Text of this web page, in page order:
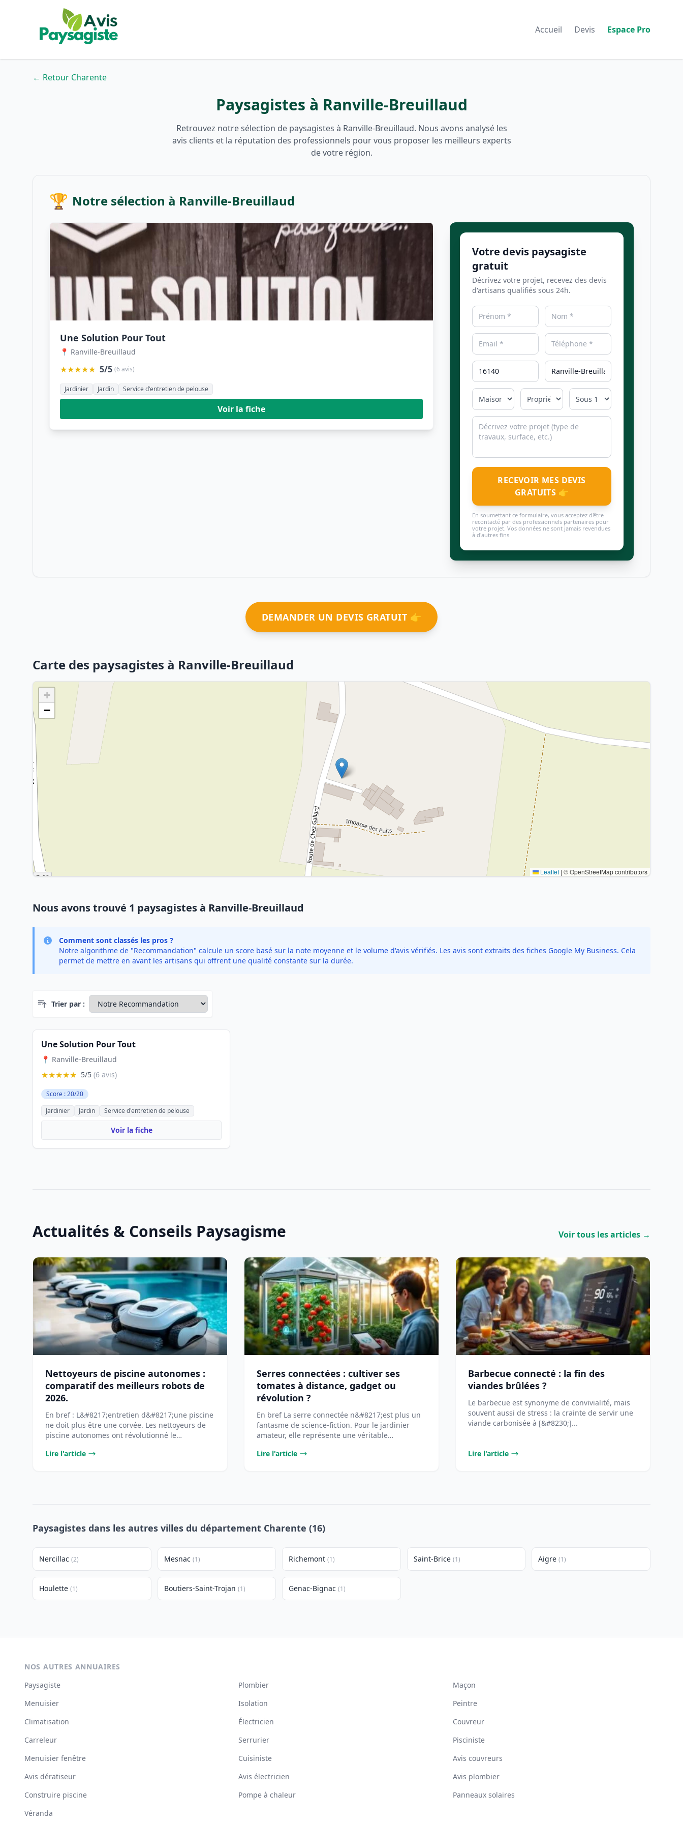
Accueil Devis Espace Pro
← Retour Charente
Paysagistes à Ranville-Breuillaud
Retrouvez notre sélection de paysagistes à Ranville-Breuillaud. Nous avons analysé les
avis clients et la réputation des professionnels pour vous proposer les meilleurs experts
de votre région.
🏆 Notre sélection à Ranville-Breuillaud
Une Solution Pour Tout
📍 Ranville-Breuillaud
★★★★★ 5/5 (6 avis)
Jardinier Jardin Service d'entretien de pelouse
Voir la fiche
Votre devis paysagiste
gratuit
Décrivez votre projet, recevez des devis
d'artisans qualifiés sous 24h.
RECEVOIR MES DEVIS
GRATUITS 👉
En soumettant ce formulaire, vous acceptez d'être
recontacté par des professionnels partenaires pour
votre projet. Vos données ne sont jamais revendues
à d'autres fins.
DEMANDER UN DEVIS GRATUIT 👉
Carte des paysagistes à Ranville-Breuillaud
+
−
Leaflet | © OpenStreetMap contributors
Nous avons trouvé 1 paysagistes à Ranville-Breuillaud
Comment sont classés les pros ?
Notre algorithme de "Recommandation" calcule un score basé sur la note moyenne et le volume d'avis vérifiés. Les avis sont extraits des fiches Google My Business. Cela
permet de mettre en avant les artisans qui offrent une qualité constante sur la durée.
Trier par :
Une Solution Pour Tout
📍 Ranville-Breuillaud
★★★★★ 5/5 (6 avis)
Score : 20/20
Jardinier
Jardin Service d'entretien de pelouse
Voir la fiche
Actualités & Conseils Paysagisme Voir tous les articles →
Nettoyeurs de piscine autonomes :
comparatif des meilleurs robots de
2026.
En bref : L&#8217;entretien d&#8217;une piscine
ne doit plus être une corvée. Les nettoyeurs de
piscine autonomes ont révolutionné le
Lire l'article
Serres connectées : cultiver ses
tomates à distance, gadget ou
révolution ?
En bref La serre connectée n&#8217;est plus un
fantasme de science-fiction. Pour le jardinier
amateur, elle représente une véritable
Lire l'article
Barbecue connecté : la fin des
viandes brûlées ?
Le barbecue est synonyme de convivialité, mais
souvent aussi de stress : la crainte de servir une
viande carbonisée à [&#8230;]...
Lire l'article
Paysagistes dans les autres villes du département Charente (16)
Nercillac (2) Mesnac (1) Richemont (1) Saint-Brice (1) Aigre (1)
Houlette (1) Boutiers-Saint-Trojan (1) Genac-Bignac (1)
NOS AUTRES ANNUAIRES
Paysagiste
Plombier
Maçon
Menuisier
Isolation
Peintre
Climatisation
Électricien
Couvreur
Carreleur
Serrurier
Pisciniste
Menuisier fenêtre
Cuisiniste
Avis couvreurs
Avis dératiseur
Avis électricien
Avis plombier
Construire piscine
Pompe à chaleur
Panneaux solaires
Véranda